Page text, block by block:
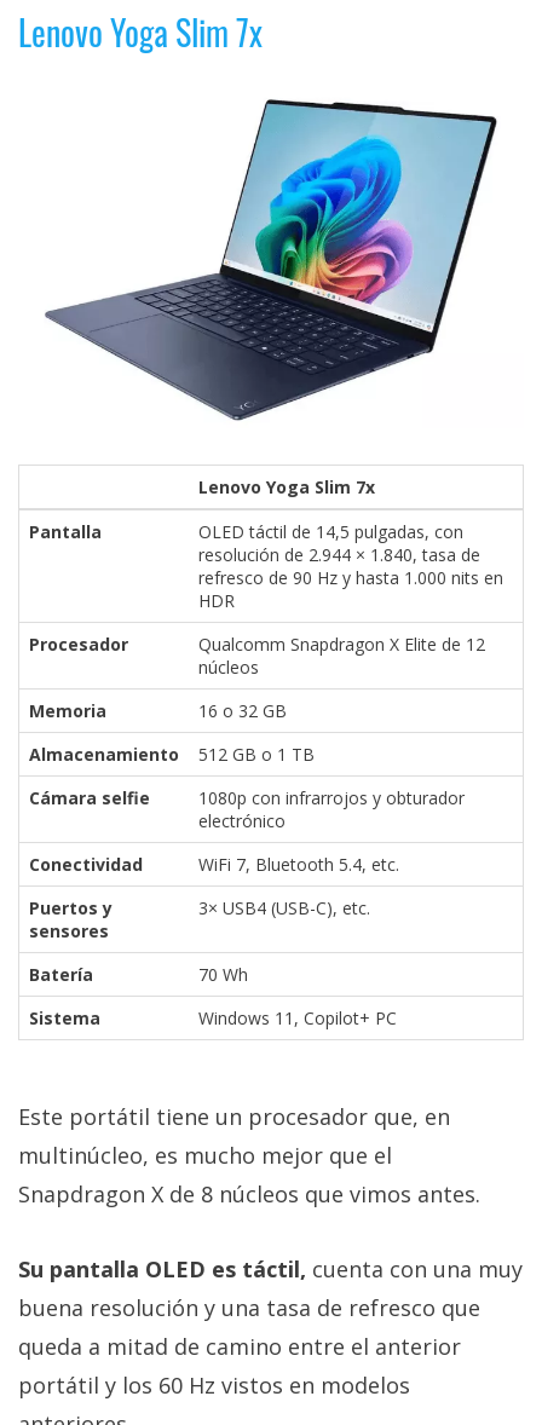
Lenovo Yoga Slim 7x
Lenovo Yoga Slim 7x
Pantalla
OLED táctil de 14,5 pulgadas, con
resolución de 2.944 × 1.840, tasa de
refresco de 90 Hz y hasta 1.000 nits en
HDR
Procesador
Qualcomm Snapdragon X Elite de 12
núcleos
Memoria
16 o 32 GB
Almacenamiento
512 GB o 1 TB
Cámara selfie
1080p con infrarrojos y obturador
electrónico
Conectividad
WiFi 7, Bluetooth 5.4, etc.
Puertos y
sensores
3× USB4 (USB-C), etc.
Batería
70 Wh
Sistema
Windows 11, Copilot+ PC
Este portátil tiene un procesador que, en
multinúcleo, es mucho mejor que el
Snapdragon X de 8 núcleos que vimos antes.
Su pantalla OLED es táctil, cuenta con una muy
buena resolución y una tasa de refresco que
queda a mitad de camino entre el anterior
portátil y los 60 Hz vistos en modelos